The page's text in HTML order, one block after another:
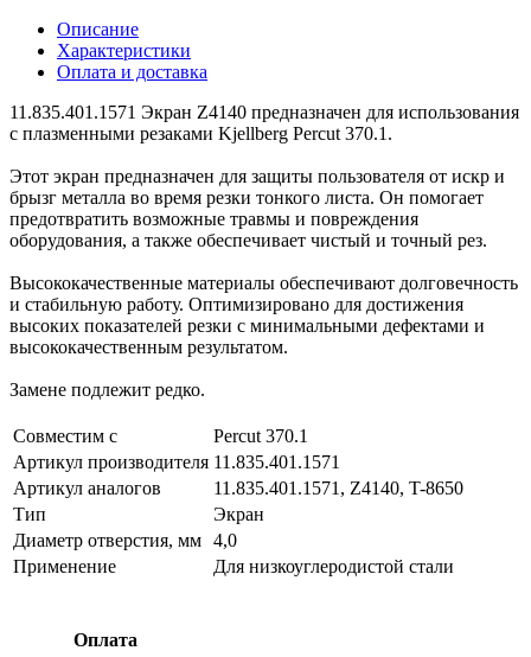
Описание
Характеристики
Оплата и доставка
11.835.401.1571 Экран Z4140 предназначен для использования
с плазменными резаками Kjellberg Percut 370.1.
Этот экран предназначен для защиты пользователя от искр и
брызг металла во время резки тонкого листа. Он помогает
предотвратить возможные травмы и повреждения
оборудования, а также обеспечивает чистый и точный рез.
Высококачественные материалы обеспечивают долговечность
и стабильную работу. Оптимизировано для достижения
высоких показателей резки с минимальными дефектами и
высококачественным результатом.
Замене подлежит редко.
Совместим с
Percut 370.1
Артикул производителя 11.835.401.1571
Артикул аналогов
11.835.401.1571, Z4140, T-8650
Тип
Экран
Диаметр отверстия, мм 4,0
Применение
Для низкоуглеродистой стали
Оплата